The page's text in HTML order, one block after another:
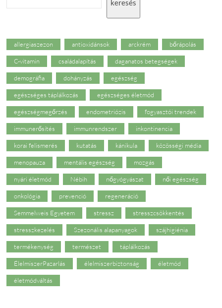
keresés
allergiaszezon antioxidánsok arckrém bőrápolás
C-vitamin családalapítás daganatos betegségek
demográfia dohányzás egészség
egészséges táplálkozás egészséges életmód
egészségmegőrzés endometriózis fogyasztói trendek
immunerősítés immunrendszer inkontinencia
korai felismerés kutatás kánikula közösségi média
menopauza mentális egészség mozgás
nyári életmód Nébih nőgyógyászat női egészség
onkológia prevenció regeneráció
Semmelweis Egyetem stressz stresszcsökkentés
stresszkezelés Szezonális alapanyagok szájhigiénia
termékenység természet táplálkozás
ÉlelmiszerPazarlás élelmiszerbiztonság életmód
életmódváltás